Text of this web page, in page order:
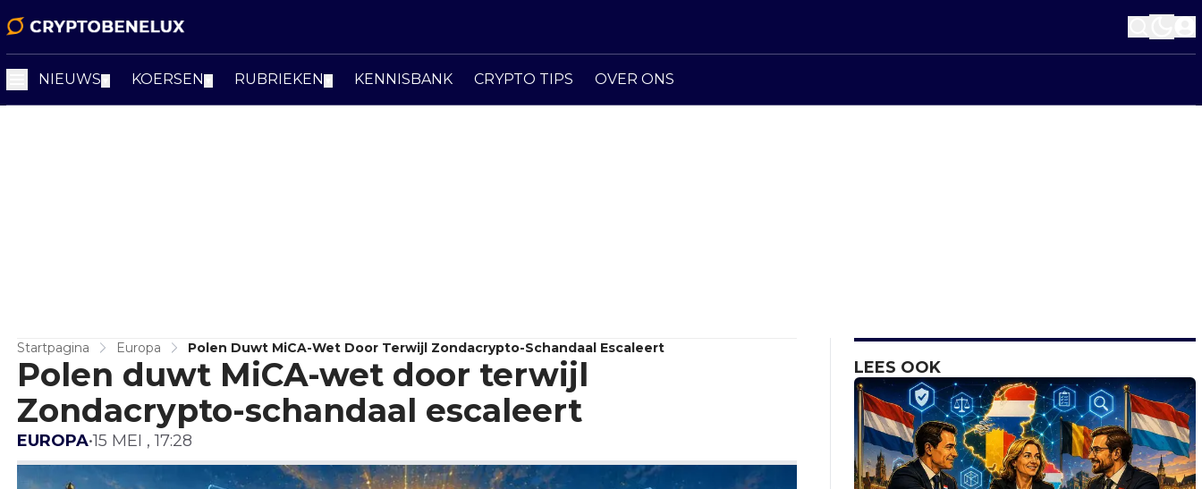
NIEUWS KOERSEN RUBRIEKEN KENNISBANK CRYPTO TIPS OVER ONS
Startpagina Europa Polen Duwt MiCA-Wet Door Terwijl Zondacrypto-Schandaal Escaleert
Polen duwt MiCA-wet door terwijl
Zondacrypto-schandaal escaleert
EUROPA•15 MEI , 17:28
LEES OOK